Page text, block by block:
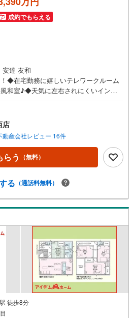
成約でもらえる
安達 友和
◆在宅勤務に嬉しいテレワークルーム
和室♪◆天気に左右されにくいインナ
準搭載☆◆蘇原第二小学校まで720m◆蘇
物件のご案内について■□■□＜本
時が決まりましたらご相談下さい。年
ます（年末年始を除く）水曜日もご案
わりでもご案内致します。ご相談下さ
いて■□■□店舗内にキッズルームを完備
ンのご相談について■□■□物件選びの前
お応え致します。スタッフ一同、お客
力でサポートさせて頂きます。お気軽
店
動産会社レビュー 16件
らう （無料）
る （通話料無料）
徒歩8分